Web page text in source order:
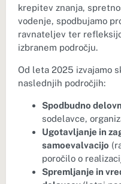
krepitev znanja,
vodenje, spodbujamo
ravnateljev ter
izbranem področju.
Od leta 2025 izvajamo
naslednjih področjih:
Spodbudno
sodelavce,
Ugotavljanje in
samoevalvacijo
poročilo o
Spremljanje in